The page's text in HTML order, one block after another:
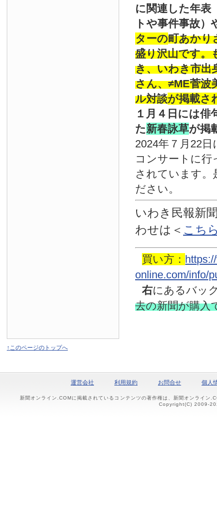
に関連した年表
トや事件事故）
ターの町あかり
盛り沢山です。
き、いわき市出
さん、≠ME菅波
ル対談が掲載さ
１月４日には俳
た新春詠草が掲
2024年７月22
コンサートに行
されています。
ださい。
いわき民報新
わせは ＜ こち
買い方：
online.com/info/
右にあるバッ
去の新聞が購入
↑このページのトップへ
運営会社 利用規約 お問合せ 個人
新聞オンライン.COMに掲載されているコンテンツの著作権は、新聞オンライン
Copyright(C) 2009-